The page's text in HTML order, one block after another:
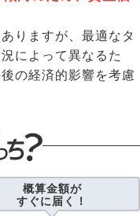
りますが、最適なタ
によって異なるた
の経済的影響を考慮
概算金額が
すぐに届く！